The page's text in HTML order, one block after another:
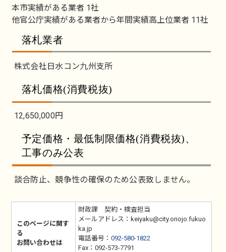
本市実績がある業者 1社
他官公庁実績がある業者から年間実績高上位業者 11社
落札業者
株式会社日水コン九州支所
落札価格(消費税抜)
12,650,000円
予定価格・最低制限価格(消費税抜)、
工事のみ公表
談合防止、競争性の確保のため公表致しません。
このページに関す
る
お問い合わせは
財政課 契約・検査担当
メールアドレス：keiyaku@city.onojo.fukuo
ka.jp
電話番号： 092-580-1822
Fax：092-573-7791